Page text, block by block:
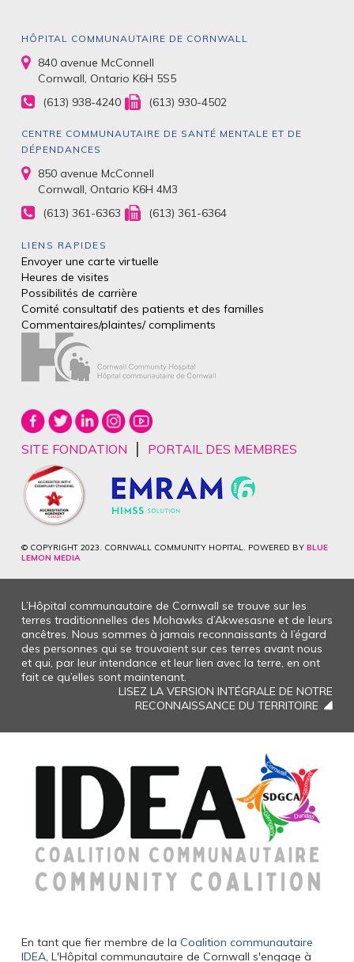
HÔPITAL COMMUNAUTAIRE DE CORNWALL
840 avenue McConnell
Cornwall, Ontario K6H 5S5
(613) 938-4240
(613) 930-4502
CENTRE COMMUNAUTAIRE DE SANTÉ MENTALE ET DE
DÉPENDANCES
850 avenue McConnell
Cornwall, Ontario K6H 4M3
(613) 361-6363
(613) 361-6364
LIENS RAPIDES
Envoyer une carte virtuelle
Heures de visites
Possibilités de carrière
Comité consultatif des patients et des familles
Commentaires/plaintes/compliments
SITE FONDATION | PORTAIL DES MEMBRES
© COPYRIGHT 2023. CORNWALL COMMUNITY HOPITAL. POWERED BY BLUE
LEMON MEDIA
L’Hôpital communautaire de Cornwall se trouve sur les
terres traditionnelles des Mohawks d’Akwesasne et de leurs
ancêtres. Nous sommes à jamais reconnaissants à l’égard
des personnes qui se trouvaient sur ces terres avant nous
et qui, par leur intendance et leur lien avec la terre, en ont
fait ce qu’elles sont maintenant.
LISEZ LA VERSION INTÉGRALE DE NOTRE
RECONNAISSANCE DU TERRITOIRE
En tant que fier membre de la Coalition communautaire
IDEA, L'Hôpital communautaire de Cornwall s'engage à